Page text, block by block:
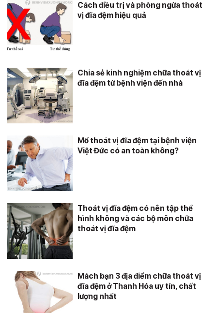
Cách điều trị và phòng ngừa thoát
vị đĩa đệm hiệu quả
Chia sẻ kinh nghiệm chữa thoát vị
đĩa đệm từ bệnh viện đến nhà
Mổ thoát vị đĩa đệm tại bệnh viện
Việt Đức có an toàn không?
Thoát vị đĩa đệm có nên tập thể
hình không và các bộ môn chữa
thoát vị đĩa đệm
Mách bạn 3 địa điểm chữa thoát vị
đĩa đệm ở Thanh Hóa uy tín, chất
lượng nhất